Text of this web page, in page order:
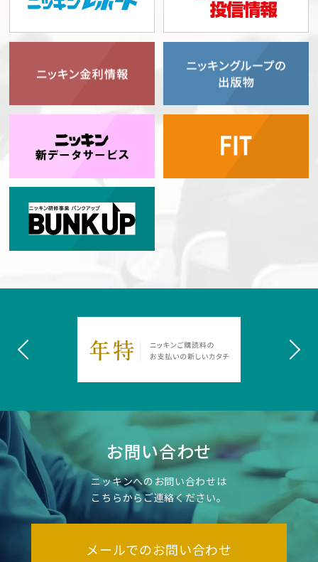
お問い合わせ
ニッキンへのお問い合わせは
こちらからご連絡ください。
メールでのお問い合わせ